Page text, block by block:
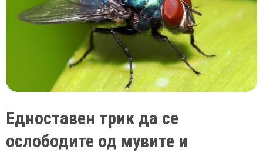
Едноставен трик да се
ослободите од мувите и